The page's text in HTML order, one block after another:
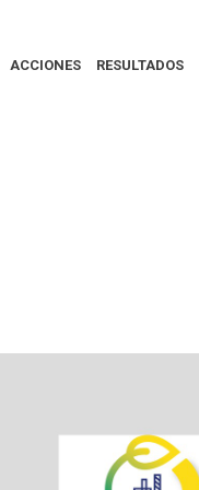
ACCIONES RESULTADOS